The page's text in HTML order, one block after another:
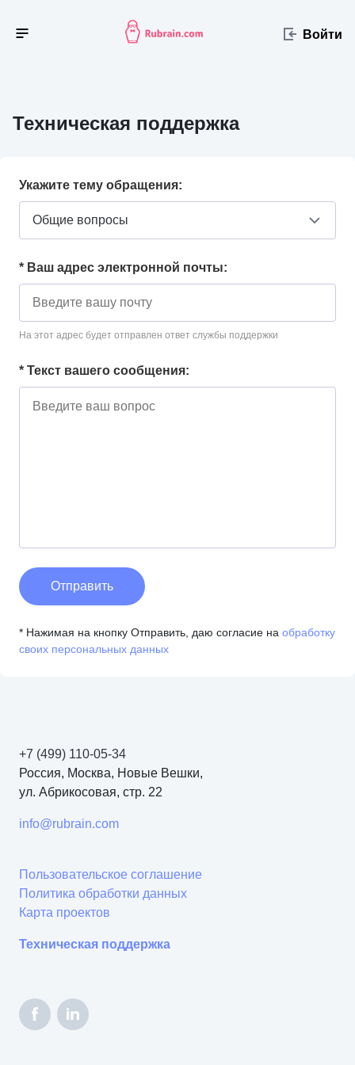
Войти
Техническая поддержка
Укажите тему обращения:
Общие вопросы
* Ваш адрес электронной почты:
На этот адрес будет отправлен ответ службы поддержки
* Текст вашего сообщения:
Отправить
* Нажимая на кнопку Отправить, даю согласие на обработку
своих персональных данных
+7 (499) 110-05-34
Россия, Москва, Новые Вешки,
ул. Абрикосовая, стр. 22
info@rubrain.com
Пользовательское соглашение
Политика обработки данных
Карта проектов
Техническая поддержка